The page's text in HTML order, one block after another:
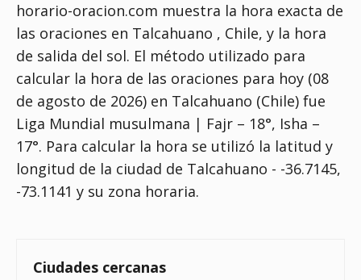
horario-oracion.com muestra la hora exacta de
las oraciones en Talcahuano , Chile, y la hora
de salida del sol. El método utilizado para
calcular la hora de las oraciones para hoy (08
de agosto de 2026) en Talcahuano (Chile) fue
Liga Mundial musulmana | Fajr – 18°, Isha –
17°. Para calcular la hora se utilizó la latitud y
longitud de la ciudad de Talcahuano - -36.7145,
-73.1141 y su zona horaria.
Ciudades cercanas